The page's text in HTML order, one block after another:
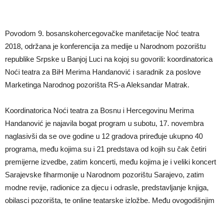
Povodom 9. bosanskohercegovačke manifetacije Noć teatra
2018, održana je konferencija za medije u Narodnom pozorištu
republike Srpske u Banjoj Luci na kojoj su govorili: koordinatorica
Noći teatra za BiH Merima Handanović i saradnik za poslove
Marketinga Narodnog pozorišta RS-a Aleksandar Matrak.
Koordinatorica Noći teatra za Bosnu i Hercegovinu Merima
Handanović je najavila bogat program u subotu, 17. novembra
naglasivši da se ove godine u 12 gradova priređuje ukupno 40
programa, među kojima su i 21 predstava od kojih su čak četiri
premijerne izvedbe, zatim koncerti, među kojima je i veliki koncert
Sarajevske fiharmonije u Narodnom pozorištu Sarajevo, zatim
modne revije, radionice za djecu i odrasle, predstavljanje knjiga,
obilasci pozorišta, te online teatarske izložbe. Među ovogodišnjim